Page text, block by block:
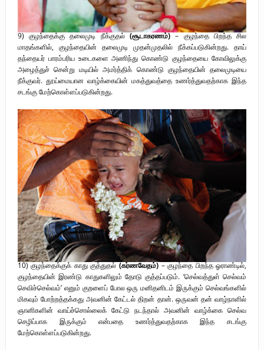
9) குழந்தைக்கு தலைமுடி நீக்குதல்(சூடாகரணம்)– குழந்தை பிறந்த சில
மாதங்களில், குழந்தையின் தலைமுடி முதன்முதலில் நீக்கப்படுகின்றது. தாய்
தந்தையர் பாரம்பரிய உடைகளை அணிந்து கொண்டு குழந்தையை கோவிலுக்கு
அழைத்துச் சென்று மடியில் அமர்த்திக் கொண்டு குழந்தையின் தலைமுடியை
நீக்குவர். தூய்மையான வாழ்க்கையின் மகத்துவத்தை உணர்த்துவதற்காக இந்த
சடங்கு மேற்கொள்ளப்படுகின்றது.
10) குழந்தைக்குக் காது குத்துதல்(கர்ணவேதம்)– குழந்தை பிறந்த ஓராண்டில்,
குழந்தையின் இரண்டு காதுகளிலும் தோடு குத்தப்படும். ‘செல்வத்துள் செல்வம்
செவிச்செல்வம்’ எனும் குறளைப் போல ஒரு மனிதனிடம் இருக்கும் செல்வங்களில்
மிகவும் போற்றத்தக்கது அவனின் கேட்டல் திறன் தான். ஒருவன் தன் வாழ்நாளில்
ஞானிகளின் வாய்ச்சொல்லைக் கேட்டு நடந்தால் அவனின் வாழ்க்கை செல்வ
செழிப்பாக இருக்கும் என்பதை உணர்த்துவதற்காக இந்த சடங்கு
மேற்கொள்ளப்படுகின்றது.